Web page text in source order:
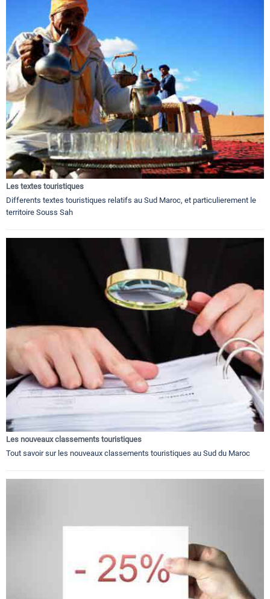
Les textes touristiques
Differents textes touristiques relatifs au Sud Maroc, et particulierement le
territoire Souss Sah
Les nouveaux classements touristiques
Tout savoir sur les nouveaux classements touristiques au Sud du Maroc